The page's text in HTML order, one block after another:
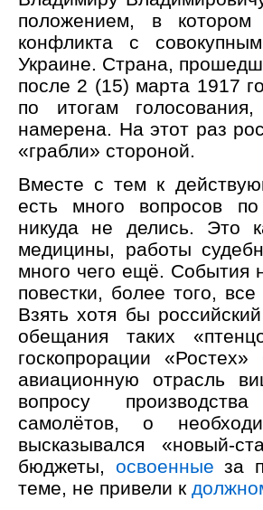
положением, в
конфликта с
Украине. Страна,
после 2 (15) марта 1917
по итогам
намерена. На этот раз
«грабли» стороной.
Вместе с тем к
есть много вопросов
никуда не делись. Это
медицины, работы
много чего ещё. События
повестки, более того,
Взять хотя бы
обещания таких
госкопрорации
авиационную отрасль
вопросу
самолётов, о
высказывался «новый-
бюджеты, освоенные за
теме, не привели к